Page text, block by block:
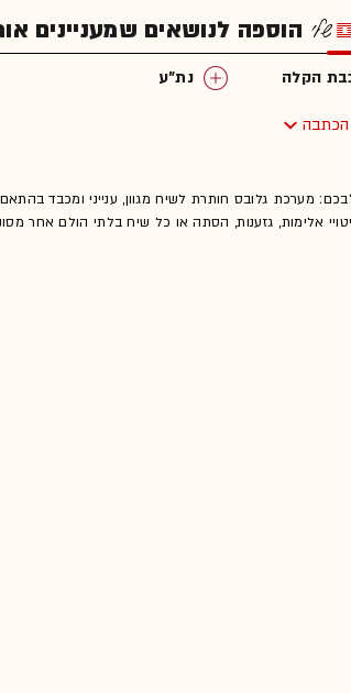
הוספה לנושאים שמעניינים
הקלה נת"ע
הכתבה
מערכת גלובס חותרת לשיח מגוון, ענייני ומכבד
אלימות, גזענות, הסתה או כל שיח בלתי הולם אחר